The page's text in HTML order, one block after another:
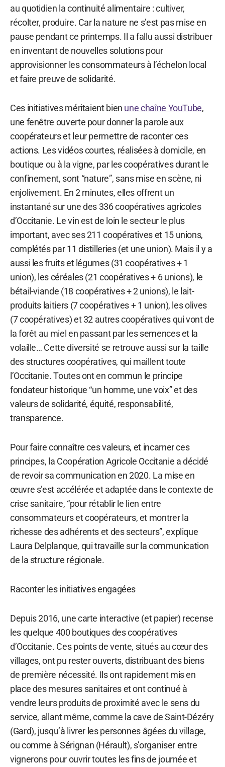
au quotidien la continuité alimentaire : cultiver,
récolter, produire. Car la nature ne s’est pas mise en
pause pendant ce printemps. Il a fallu aussi distribuer
en inventant de nouvelles solutions pour
approvisionner les consommateurs à l’échelon local
et faire preuve de solidarité.
Ces initiatives méritaient bien une chaîne YouTube,
une fenêtre ouverte pour donner la parole aux
coopérateurs et leur permettre de raconter ces
actions. Les vidéos courtes, réalisées à domicile, en
boutique ou à la vigne, par les coopératives durant le
confinement, sont “nature”, sans mise en scène, ni
enjolivement. En 2 minutes, elles offrent un
instantané sur une des 336 coopératives agricoles
d’Occitanie. Le vin est de loin le secteur le plus
important, avec ses 211 coopératives et 15 unions,
complétés par 11 distilleries (et une union). Mais il y a
aussi les fruits et légumes (31 coopératives + 1
union), les céréales (21 coopératives + 6 unions), le
bétail-viande (18 coopératives + 2 unions), le lait-
produits laitiers (7 coopératives + 1 union), les olives
(7 coopératives) et 32 autres coopératives qui vont de
la forêt au miel en passant par les semences et la
volaille… Cette diversité se retrouve aussi sur la taille
des structures coopératives, qui maillent toute
l’Occitanie. Toutes ont en commun le principe
fondateur historique “un homme, une voix” et des
valeurs de solidarité, équité, responsabilité,
transparence.
Pour faire connaître ces valeurs, et incarner ces
principes, la Coopération Agricole Occitanie a décidé
de revoir sa communication en 2020. La mise en
œuvre s’est accélérée et adaptée dans le contexte de
crise sanitaire, “pour rétablir le lien entre
consommateurs et coopérateurs, et montrer la
richesse des adhérents et des secteurs”, explique
Laura Delplanque, qui travaille sur la communication
de la structure régionale.
Raconter les initiatives engagées
Depuis 2016, une carte interactive (et papier) recense
les quelque 400 boutiques des coopératives
d’Occitanie. Ces points de vente, situés au cœur des
villages, ont pu rester ouverts, distribuant des biens
de première nécessité. Ils ont rapidement mis en
place des mesures sanitaires et ont continué à
vendre leurs produits de proximité avec le sens du
service, allant même, comme la cave de Saint-Dézéry
(Gard), jusqu’à livrer les personnes âgées du village,
ou comme à Sérignan (Hérault), s’organiser entre
vignerons pour ouvrir toutes les fins de journée et